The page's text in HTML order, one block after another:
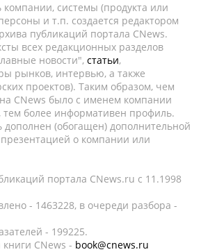
системы (продукта или
и т.п. создается редактором
публикаций портала CNews.
всех редакционных разделов
новости", статьи,
рынков, интервью, а также
проектов). Таким образом, чем
CNews было с именем компании
тем более информативен профиль.
(обогащен) дополнительной
о компании или
портала CNews.ru c 11.1998
- 1463228, в очереди разбора -
- 199225.
CNews - book@cnews.ru